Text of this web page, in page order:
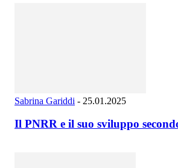
Sabrina Gariddi - 25.01.2025
Il PNRR e il suo sviluppo